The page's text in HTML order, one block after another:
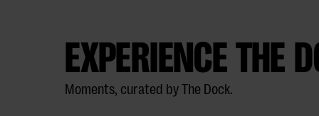
EXPERIENCE THE
Moments, curated by The Dock.